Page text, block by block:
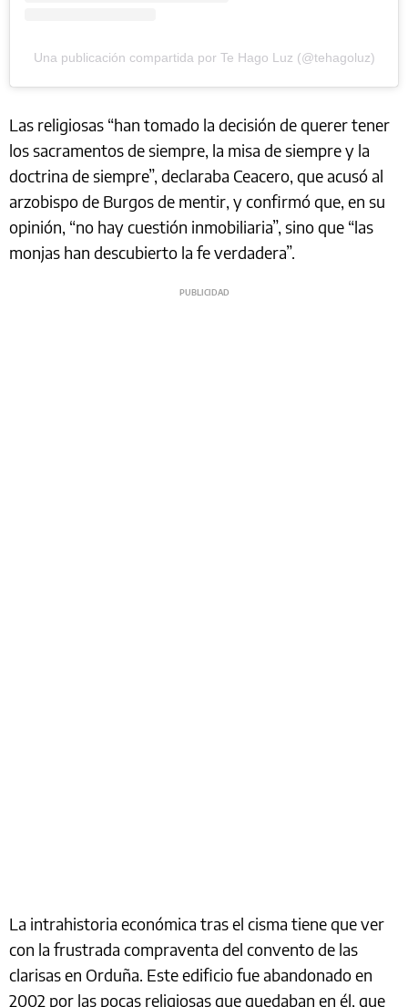
Una publicación compartida por Te Hago Luz (@tehagoluz)
Las religiosas “han tomado la decisión de querer tener
los sacramentos de siempre, la misa de siempre y la
doctrina de siempre”, declaraba Ceacero, que acusó al
arzobispo de Burgos de mentir, y confirmó que, en su
opinión, “no hay cuestión inmobiliaria”, sino que “las
monjas han descubierto la fe verdadera”.
La intrahistoria económica tras el cisma tiene que ver
con la frustrada compraventa del convento de las
clarisas en Orduña. Este edificio fue abandonado en
2002 por las pocas religiosas que quedaban en él, que